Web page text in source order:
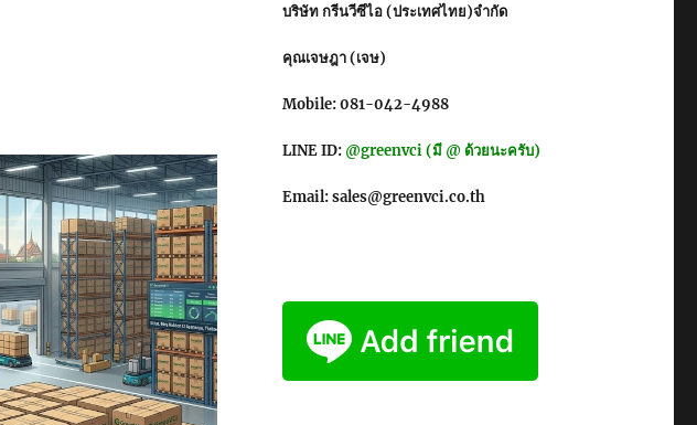
บริษัท กรีนวีซีไอ (ประเทศไทย)จำกัด
คุณเจษฎา (เจษ)
Mobile: 081-042-4988
LINE ID: @greenvci (มี @ ด้วยนะครับ)
Email: sales@greenvci.co.th